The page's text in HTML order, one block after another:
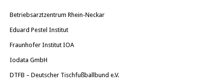
Betriebsarztzentrum Rhein-Neckar
Eduard Pestel Institut
Fraunhofer Institut IOA
Iodata GmbH
DTFB – Deutscher Tischfußballbund e.V.